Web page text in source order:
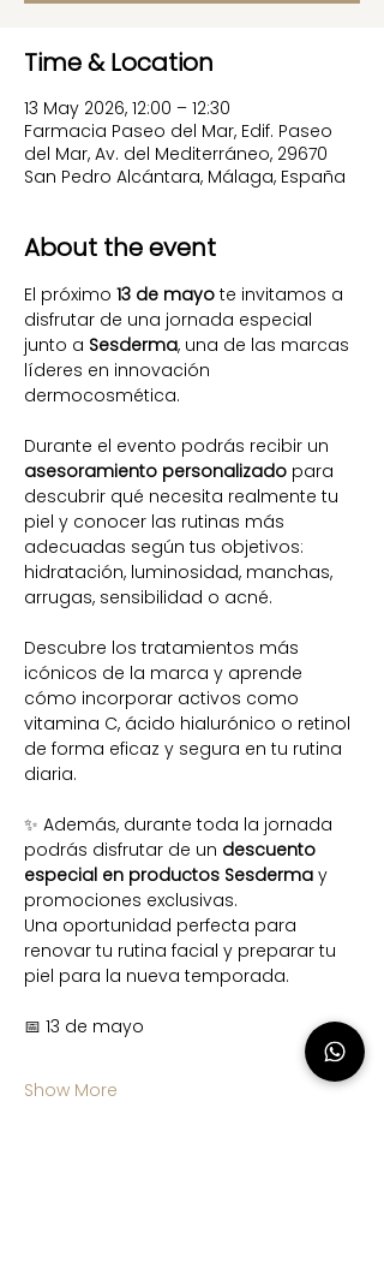
Time & Location
13 May 2026, 12:00 – 12:30
Farmacia Paseo del Mar, Edif. Paseo
del Mar, Av. del Mediterráneo, 29670
San Pedro Alcántara, Málaga, España
About the event
El próximo 13 de mayo te invitamos a
disfrutar de una jornada especial
junto a Sesderma, una de las marcas
líderes en innovación
dermocosmética.
Durante el evento podrás recibir un
asesoramiento personalizado para
descubrir qué necesita realmente tu
piel y conocer las rutinas más
adecuadas según tus objetivos:
hidratación, luminosidad, manchas,
arrugas, sensibilidad o acné.
Descubre los tratamientos más
icónicos de la marca y aprende
cómo incorporar activos como
vitamina C, ácido hialurónico o retinol
de forma eficaz y segura en tu rutina
diaria.
✨ Además, durante toda la jornada
podrás disfrutar de un descuento
especial en productos Sesderma y
promociones exclusivas.
Una oportunidad perfecta para
renovar tu rutina facial y preparar tu
piel para la nueva temporada.
📅 13 de mayo
Show More